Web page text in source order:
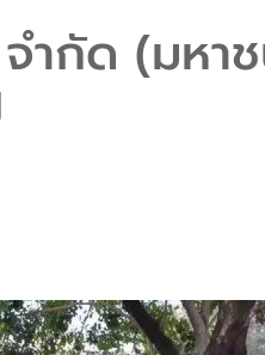
ำกัด (มหา